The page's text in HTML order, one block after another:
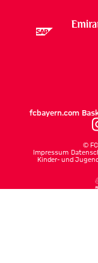
fcbayern.com
©
Impressum
Kinder- und